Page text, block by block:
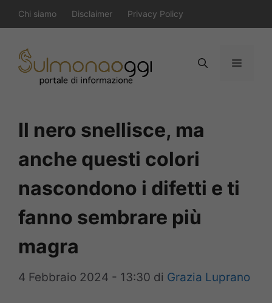
al
contenuto
Chi siamo Disclaimer Privacy Policy
Menu
Il nero snellisce, ma
anche questi colori
nascondono i difetti e ti
fanno sembrare più
magra
4 Febbraio 2024 - 13:30 di Grazia Luprano